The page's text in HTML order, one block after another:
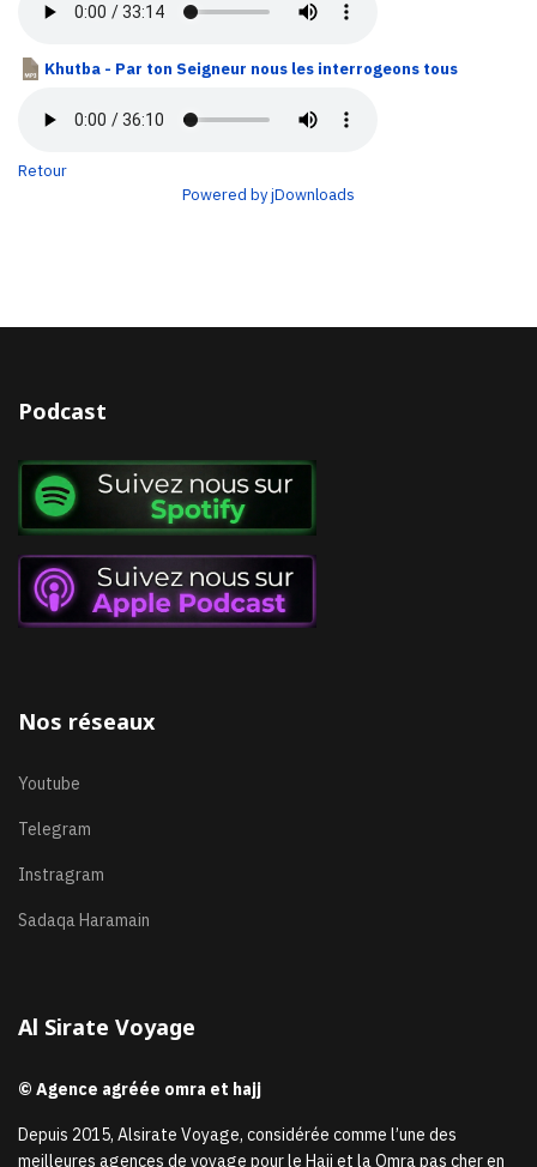
Khutba - Par ton Seigneur nous les interrogeons tous
Retour
Powered by jDownloads
Podcast
Nos réseaux
Youtube
Telegram
Instragram
Sadaqa Haramain
Al Sirate Voyage
© Agence agréée omra et hajj
Depuis 2015, Alsirate Voyage, considérée comme l’une des
meilleures agences de voyage pour le Hajj et la Omra pas cher en